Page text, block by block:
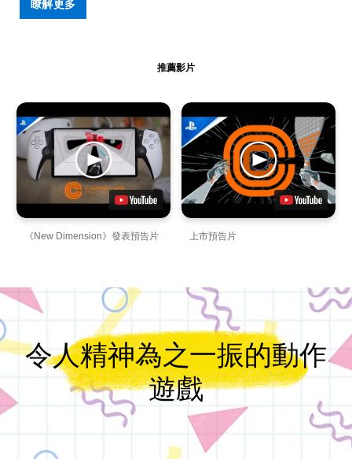
瞭解更多
推薦影片
《New Dimension》發表預告片 上市預告片
令人精神為之一振的動作
遊戲